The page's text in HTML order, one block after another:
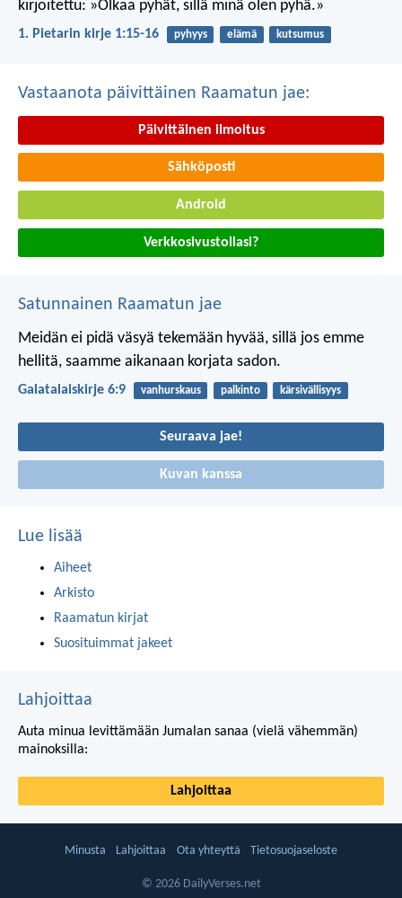
kirjoitettu: »Olkaa pyhät, sillä minä olen pyhä.»
1. Pietarin kirje 1:15-16 pyhyys elämä kutsumus
Vastaanota päivittäinen Raamatun jae:
Päivittäinen ilmoitus
Sähköposti
Android
Verkkosivustollasi?
Satunnainen Raamatun jae
Meidän ei pidä väsyä tekemään hyvää, sillä jos emme
hellitä, saamme aikanaan korjata sadon.
Galatalaiskirje 6:9 vanhurskaus palkinto kärsivällisyys
Seuraava jae!
Kuvan kanssa
Lue lisää
Aiheet
Arkisto
Raamatun kirjat
Suosituimmat jakeet
Lahjoittaa
Auta minua levittämään Jumalan sanaa (vielä vähemmän)
mainoksilla:
Lahjoittaa
Minusta Lahjoittaa Ota yhteyttä Tietosuojaseloste
© 2026 DailyVerses.net